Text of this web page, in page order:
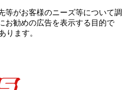
等がお客様のニーズ等について調
お勧めの広告を表⽰する⽬的で
ります。